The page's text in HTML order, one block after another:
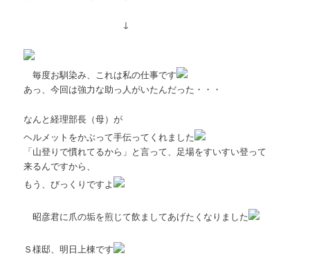
↓
毎度お馴染み、これは私の仕事です
あっ、今回は強力な助っ人がいたんだった・・・
なんと経理部長（母）が
ヘルメットをかぶって手伝ってくれました
「山登りで慣れてるから」と言って、足場をすいすい登って
来るんですから、
もう、びっくりですよ
昭彦君に爪の垢を煎じて飲ましてあげたくなりました
Ｓ様邸、明日上棟です